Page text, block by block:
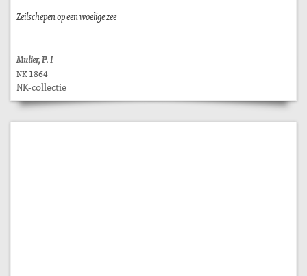
Zeilschepen op een woelige zee
Mulier, P. I
NK 1864
NK-collectie